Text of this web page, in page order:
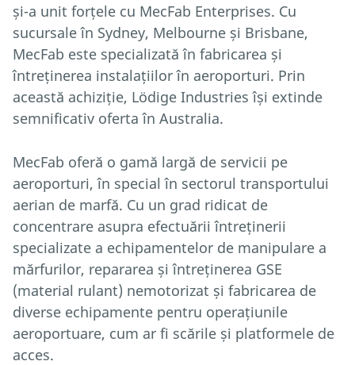
și-a unit forțele cu MecFab Enterprises. Cu
sucursale în Sydney, Melbourne și Brisbane,
MecFab este specializată în fabricarea și
întreținerea instalațiilor în aeroporturi. Prin
această achiziție, Lödige Industries își extinde
semnificativ oferta în Australia.
MecFab oferă o gamă largă de servicii pe
aeroporturi, în special în sectorul transportului
aerian de marfă. Cu un grad ridicat de
concentrare asupra efectuării întreținerii
specializate a echipamentelor de manipulare a
mărfurilor, repararea și întreținerea GSE
(material rulant) nemotorizat și fabricarea de
diverse echipamente pentru operațiunile
aeroportuare, cum ar fi scările și platformele de
acces.